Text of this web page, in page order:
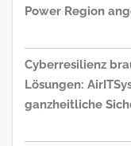
Power Region
Cyberresilienz
Lösungen:
ganzheitliche